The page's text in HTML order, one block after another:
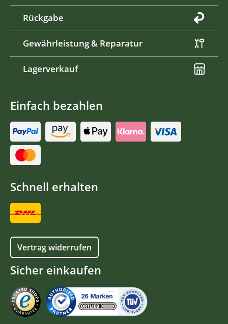
Rückgabe
Gewährleistung & Reparatur
Lagerverkauf
Einfach bezahlen
Schnell erhalten
Vertrag widerrufen
Sicher einkaufen